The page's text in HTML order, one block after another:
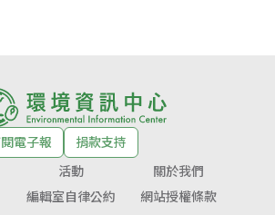
電子報
捐款支持
活動
關於我們
編輯室自律公約
網站授權條款